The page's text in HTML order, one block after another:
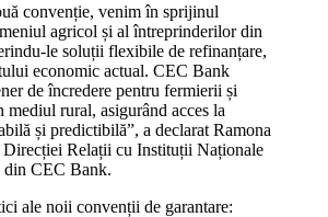
convenție, venim în sprijinul
agricol și al întreprinderilor din
le soluții flexibile de refinanțare,
economic actual. CEC Bank
de încredere pentru fermierii și
mediul rural, asigurând acces la
și predictibilă”, a declarat Ramona
Relații cu Instituții Naționale
din CEC Bank.
ale noii convenții de garantare: